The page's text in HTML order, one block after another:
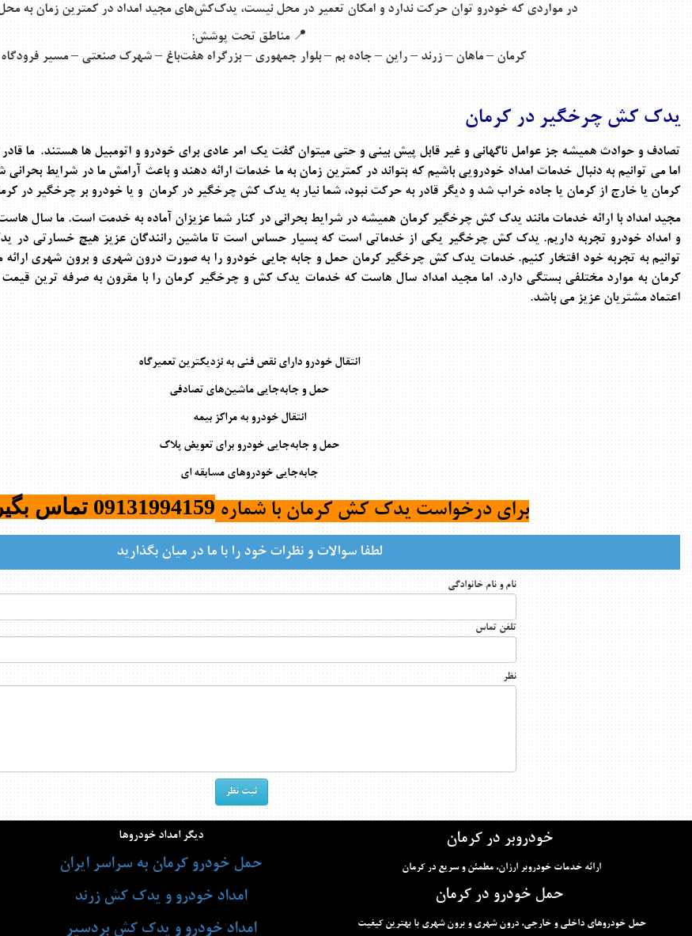
در مواردی که خودرو توان حرکت ندارد و امکان تعمیر در محل نیست، یدک‌کش‌های مجید امداد در کمترین زمان به
📍 مناطق تحت پوشش:
کرمان – ماهان – زرند – راین – جاده بم – بلوار جمهوری – بزرگراه هفت‌باغ – شهرک صنعتی – مسیر
یدک کش چرخگیر در کرمان
تصادف و حوادث همیشه جز عوامل ناگهانی و غیر قابل پیش بینی و حتی میتوان گفت یک امر عادی برای خودرو و اتومبیل ها هستند. ما
اما می توانیم به دنبال خدمات امداد خودرویی باشیم که بتواند در کمترین زمان به ما خدمات ارائه دهند و باعث آرامش ما در شرایط
کرمان یا خارج از کرمان یا جاده خراب شد و دیگر قادر به حرکت نبود، شما نیار بهیدک کش چرخگیر در کرمان و یا خودرو بر چرخگیر در
مجید امداد با ارائه خدمات مانند یدک کش چرخگیر کرمانهمیشه در شرایط بحرانی در کنار شما عزیزان آماده به خدمت است. ما سال هاست
و امداد خودرو تجربه داریم.یدک کش چرخگیر یکی از خدماتی است که بسیار حساس است تا ماشین رانندگان عزیز هیچ خسارتی در
توانیم به تجربه خود افتخار کنیم.خدماتیدک کش چرخگیر کرمانحمل و جابه جایی خودرو را به صورت درون شهری و برون شهری ارائه
کرمانبه موارد مختلفی بستگی دارد. اما مجید امداد سال هاست که خدمات یدک کش و چرخگیر کرمانرا با مقرون به صرفه ترین
اعتماد مشتریان عزیز می باشد.
انتقال خودرو دارای نقص فنی به نزدیکترین تعمیرگاه
حمل و جابه‌جایی ماشین‌های تصادفی
انتقال خودرو به مراکز بیمه
حمل و جابه‌جایی خودرو برای تعویض پلاک
جابه‌جایی خودروهای مسابقه ای
برای درخواست یدک کش کرمان با شماره 09131994159 تماس
لطفا سوالات و نظرات خود را با ما در میان بگذارید
نام و نام خانوادگی
تلفن تماس
نظر
خودروبر در کرمان
ارائه خدمات خودروبر ارزان، مطمئن و سریع در کرمان
حمل خودرو در کرمان
حمل خودروهای داخلی و خارجی، درون شهری و برون شهری با بهترین کیفیت
دیگر امداد خودروها
حمل خودرو کرمان به سراسر ایران
امداد خودرو و یدک کش زرند
امداد خودرو و یدک کش بردسیر